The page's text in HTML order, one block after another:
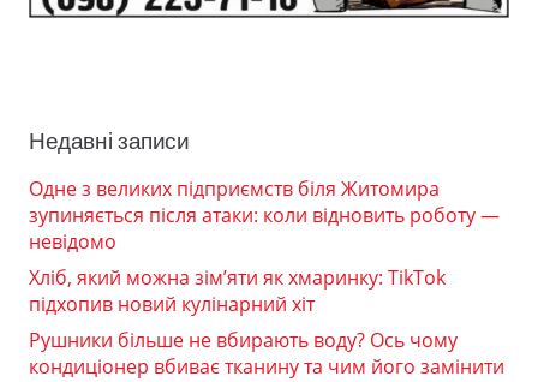
Недавні записи
Одне з великих підприємств біля Житомира
зупиняється після атаки: коли відновить роботу —
невідомо
Хліб, який можна зім’яти як хмаринку: TikTok
підхопив новий кулінарний хіт
Рушники більше не вбирають воду? Ось чому
кондиціонер вбиває тканину та чим його замінити